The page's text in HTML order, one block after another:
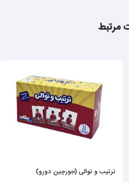
مرتبط
ترتیب و توالی (جورچین دورو)